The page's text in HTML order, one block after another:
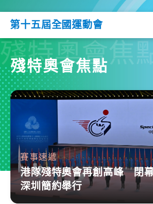
第十五屆全國運動會
殘特奧會焦
殘特奧會焦點
賽事速遞
港隊殘特奧會再創高峰 閉
深圳簡約舉行